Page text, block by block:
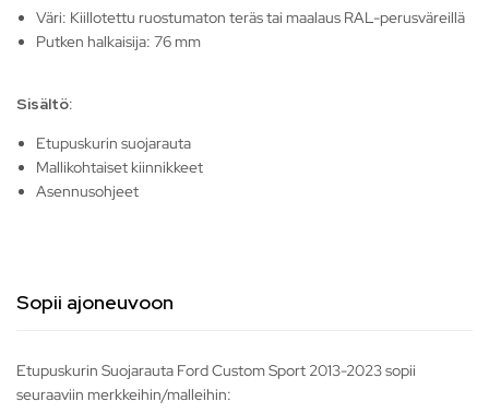
Väri: Kiillotettu ruostumaton teräs tai maalaus RAL-perusväreillä
Putken halkaisija: 76 mm
Sisältö:
Etupuskurin suojarauta
Mallikohtaiset kiinnikkeet
Asennusohjeet
Sopii ajoneuvoon
Etupuskurin Suojarauta Ford Custom Sport 2013-2023 sopii
seuraaviin merkkeihin/malleihin: